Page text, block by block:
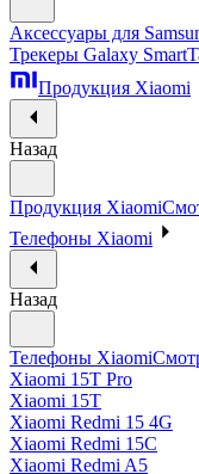
Аксессуары для
Трекеры Galaxy
Продукция Xiaomi
Назад
Продукция Xiaomi
Телефоны Xiaomi
Назад
Телефоны Xiaomi
Xiaomi 15T Pro
Xiaomi 15T
Xiaomi Redmi 15 4G
Xiaomi Redmi 15C
Xiaomi Redmi A5